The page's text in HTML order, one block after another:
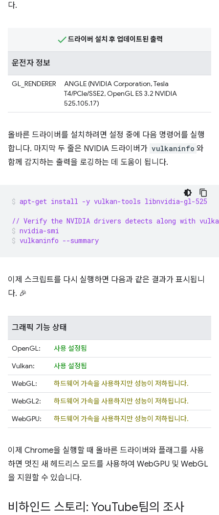
다.
드라이버 설치 후 업데이트된 출력
운전자 정보
GL_RENDERER
ANGLE (NVIDIA Corporation, Tesla
T4/PCIe/SSE2, OpenGL ES 3.2 NVIDIA
525.105.17)
올바른 드라이버를 설치하려면 설정 중에 다음 명령어를 실행
합니다. 마지막 두 줄은 NVIDIA 드라이버가 vulkaninfo 와
함께 감지하는 출력을 로깅하는 데 도움이 됩니다.
apt-get install -y vulkan-tools libnvidia-gl-525
// Verify the NVIDIA drivers detects along with
nvidia-smi
vulkaninfo --summary
이제 스크립트를 다시 실행하면 다음과 같은 결과가 표시됩니
다. 🎉
그래픽 기능 상태
OpenGL:
사용 설정됨
Vulkan:
사용 설정됨
WebGL:
하드웨어 가속을 사용하지만 성능이 저하됩니다.
WebGL2:
하드웨어 가속을 사용하지만 성능이 저하됩니다.
WebGPU:
하드웨어 가속을 사용하지만 성능이 저하됩니다.
이제 Chrome을 실행할 때 올바른 드라이버와 플래그를 사용
하면 멋진 새 헤드리스 모드를 사용하여 WebGPU 및 WebGL
을 지원할 수 있습니다.
비하인드 스토리: YouTube팀의 조사